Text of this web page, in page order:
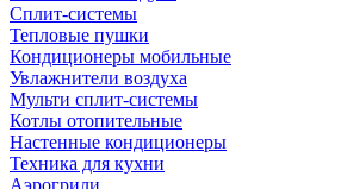
Сплит-системы
Тепловые пушки
Кондиционеры мобильные
Увлажнители воздуха
Мульти сплит-системы
Котлы отопительные
Настенные кондиционеры
Техника для кухни
Аэрогрили